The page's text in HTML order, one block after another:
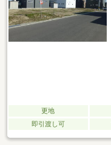
更地
即引渡し可